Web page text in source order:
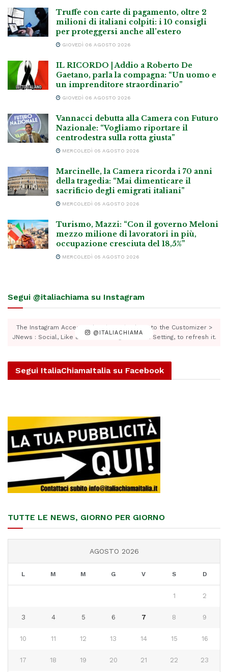
Truffe con carte di pagamento, oltre 2
milioni di italiani colpiti: i 10 consigli
per proteggersi anche all’estero
GIOVEDÌ 06 AGOSTO 2026
IL RICORDO | Addio a Roberto De
Gaetano, parla la compagna: “Un uomo e
un imprenditore straordinario”
GIOVEDÌ 06 AGOSTO 2026
Vannacci debutta alla Camera con Futuro
Nazionale: “Vogliamo riportare il
centrodestra sulla rotta giusta”
MERCOLEDÌ 05 AGOSTO 2026
Marcinelle, la Camera ricorda i 70 anni
della tragedia: “Mai dimenticare il
sacrificio degli emigrati italiani”
MERCOLEDÌ 05 AGOSTO 2026
Turismo, Mazzi: “Con il governo Meloni
mezzo milione di lavoratori in più,
occupazione cresciuta del 18,5%”
MERCOLEDÌ 05 AGOSTO 2026
Segui @italiachiama su Instagram
@ITALIACHIAMA
The Instagram Access Token is expired, Go to the Customizer >
JNews : Social, Like & View > Instagram Feed Setting, to refresh it.
Segui ItaliaChiamaItalia su Facebook
TUTTE LE NEWS, GIORNO PER GIORNO
AGOSTO 2026
L M M G V S D
1 2
3 4 5 6 7 8 9
10 11 12 13 14 15 16
17 18 19 20 21 22 23